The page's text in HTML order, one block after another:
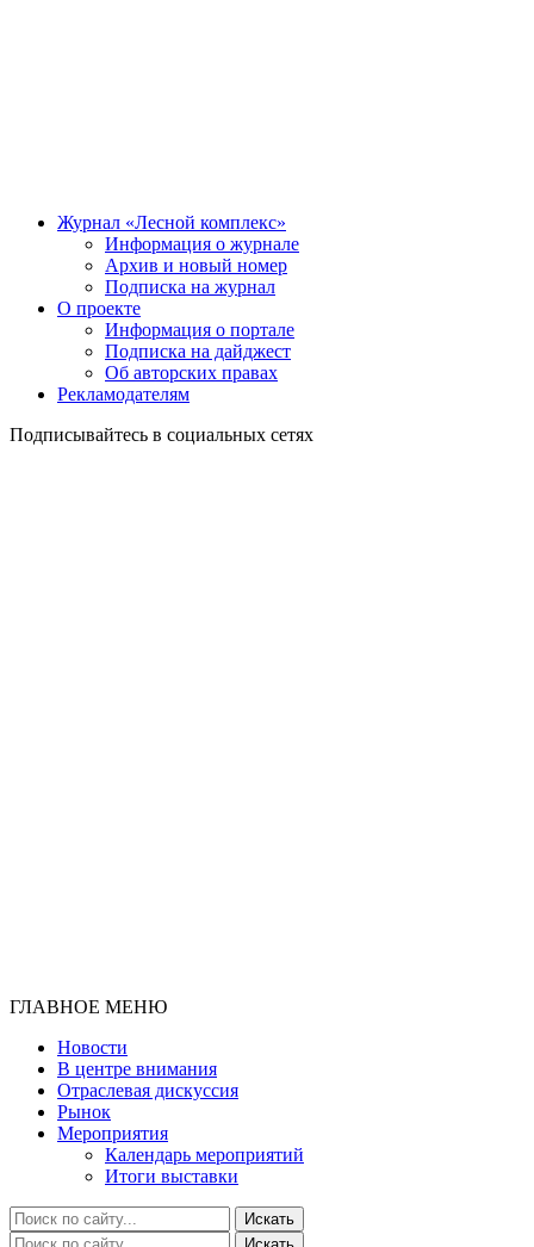
Журнал «Лесной комплекс»
Информация о журнале
Архив и новый номер
Подписка на журнал
О проекте
Информация о портале
Подписка на дайджест
Об авторских правах
Рекламодателям
Подписывайтесь в социальных сетях
ГЛАВНОЕ МЕНЮ
Новости
В центре внимания
Отраслевая дискуссия
Рынок
Мероприятия
Календарь мероприятий
Итоги выставки